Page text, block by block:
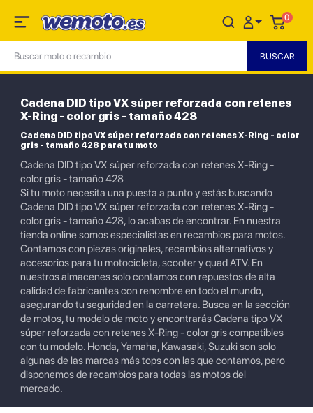
0
Cadena DID tipo VX súper reforzada con retenes
X-Ring - color gris - tamaño 428
Cadena DID tipo VX súper reforzada con retenes X-Ring - color
gris - tamaño 428 para tu moto
Cadena DID tipo VX súper reforzada con retenes X-Ring -
color gris - tamaño 428
Si tu moto necesita una puesta a punto y estás buscando
Cadena DID tipo VX súper reforzada con retenes X-Ring -
color gris - tamaño 428, lo acabas de encontrar. En nuestra
tienda online somos especialistas en recambios para motos.
Contamos con piezas originales, recambios alternativos y
accesorios para tu motocicleta, scooter y quad ATV. En
nuestros almacenes solo contamos con repuestos de alta
calidad de fabricantes con renombre en todo el mundo,
asegurando tu seguridad en la carretera. Busca en la sección
de motos, tu modelo de moto y encontrarás Cadena tipo VX
súper reforzada con retenes X-Ring - color gris compatibles
con tu modelo. Honda, Yamaha, Kawasaki, Suzuki son solo
algunas de las marcas más tops con las que contamos, pero
disponemos de recambios para todas las motos del
mercado.